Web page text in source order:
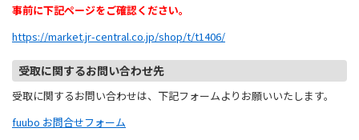
事前に下記ページをご確認ください。
https://market.jr-central.co.jp/shop/t/t1406/
受取に関するお問い合わせ先
受取に関するお問い合わせは、下記フォームよりお願いいたします。
fuubo お問合せフォーム